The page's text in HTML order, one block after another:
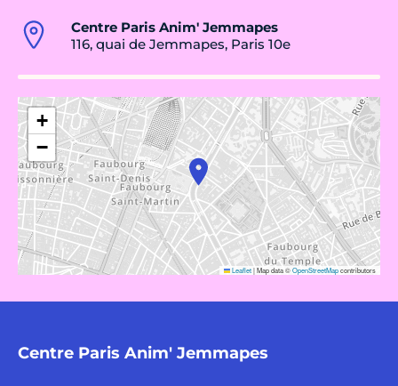
Centre Paris Anim' Jemmapes
116, quai de Jemmapes, Paris 10e
+
−
Leaflet|Map data ©OpenStreetMapcontributors
Centre Paris Anim' Jemmapes